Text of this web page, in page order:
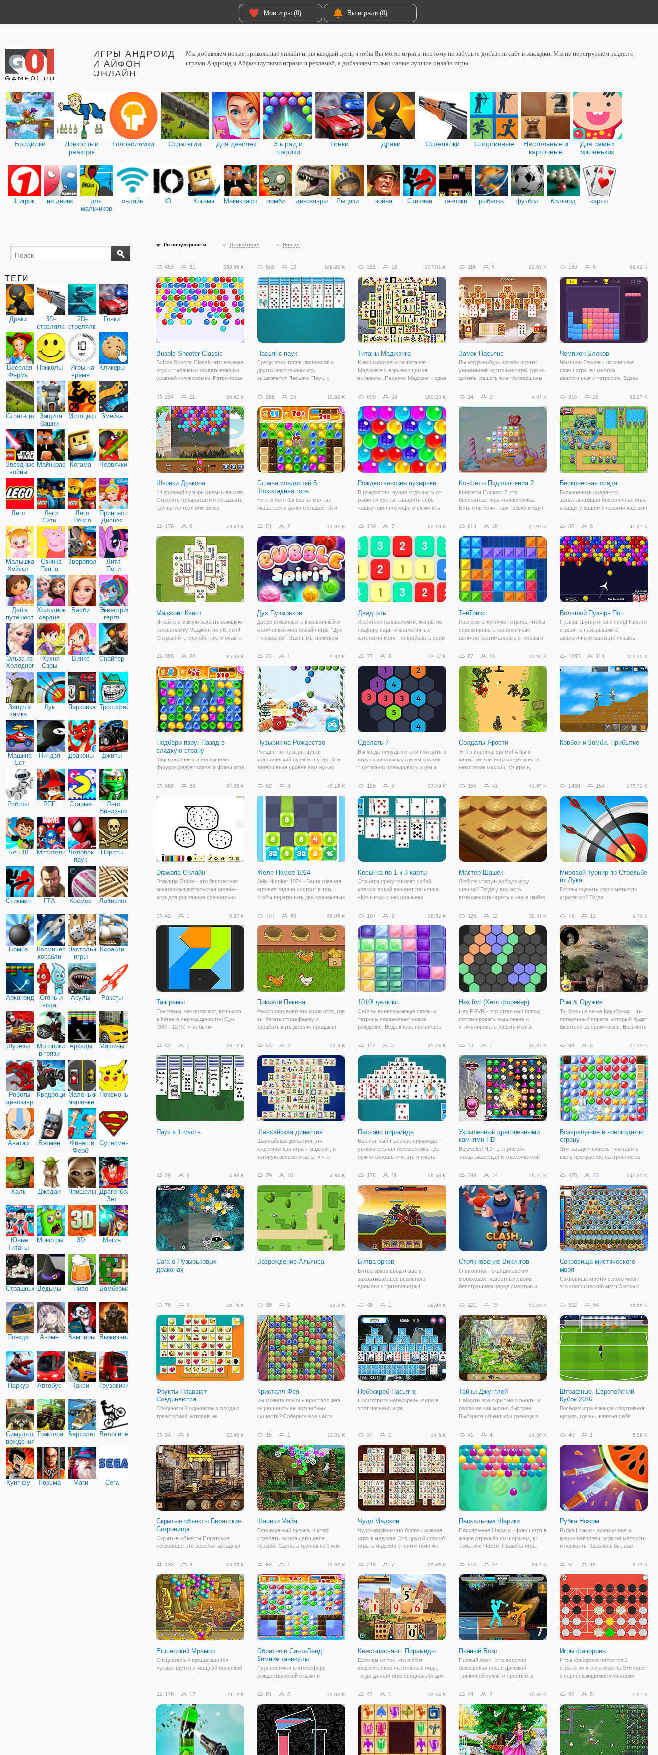
Мои игры (0) Вы играли (0)
ИГРЫ АНДРОИД
И АЙФОН
ОНЛАЙН
Мы добавляем новые прикольные онлайн игры каждый день, чтобы Вы могли играть, поэтому не забудьте добавить сайт в закладки. Мы не перегружаем раздел с
играми Андроид и Айфон глупыми играми и рекламой, а добавляем только самые лучшие онлайн игры.
Бродилки
Ловкость и
реакция
Головоломки Стратегии Для девочек
3 в ряд и
шарики
Гонки Драки Стрелялки Спортивные
Настольные и
карточные
Для самых
маленьких
1 игрок на двоих
для
мальчиков
онлайн IO Когама Майнкрафт зомби динозавры Рыцари война Стикмен танчики рыбалка футбол бильярд карты
ТЕГИ
Драки
3D-
стрелялки
2D-
стрелялки
Гонки
Веселая
Ферма
Приколы
Игры на
время
Кликеры
Стратегия
Защита
башни
МотоциклыЗмейка
Звездные
войны
МайнкрафтКогама Червячки
Лего
Лего
Сити
Лего
Нексо
Найтс
Принцессы
Диснея
Малышка
Хейзел
Свинка
Пеппа
Зверополис
Литл
Пони
Дружба
Даша
путешественница
Холодное
сердце
Барби
Эквестрия
герлз
Эльза из
Холодного
сердца
Кухня
Сары
Винкс Снайпер
Защита
замка
Лук Парковка Троллфейс
Машина
Ест
Машину
Ниндзя Драконы Джипы
Роботы РПГ Старые
Лего
Ниндзяго
Бен 10 Мстители Человек-
паук
Пираты
Стикмен ГТА Космос Лабиринты
Бомба
Космические
корабли
Настольные
игры
Корабли
Арканоид
Огонь и
вода
Акулы Ракеты
Шутеры
Мотоциклы
в грязи
Аркады Машины
Роботы
динозавры
КвадроциклыМаленькие
машинки
Покемоны
Аватар Бэтмен
Финес и
Ферб
Супермен
Халк Джедаи ПришельцыДрагонболл
Зет
Юные
Титаны
Монстры 3D Магия
Страшные Ведьмы Пиво Бомбермен
Поезда Аниме Вампиры Выживание
Паркур Автобус Такси Грузовики
Симулятор
вождения
Трактора ВертолетыВелосипед
Кунг фу Тюрьма Маги Сега
По популярности По рейтингу Новые
453 31 358.05 K
Bubble Shooter Classic
Bubble Shooter Classic-это веселая
игра с тысячами захватывающих
уровней головоломки. Ретро-игры-
Classic-только одна из них.
переместить лазерный прицел в
направлении
505 19 169.92 K
Пасьянс паук
Среди всех типов пасьянсов и
других настольных игр,
выделяется Пасьянс Паук, у
правила игры. Наверняка вы
собрать его довольно легко. Перед
вами будут случайным
251 16 107.01 K
Титаны Маджонга
Классическая игра титанов
Маджонга с взрывающимся
вулканом. Пасьянс Маджонг - одна
игр в мире. Простые правила и
означают, что любой желающий
может насладиться
116 5 93.63 K
Замок Пасьянс
Вы когда-нибудь хотели играть
уникальная карточная игра, где вы
должны решить все три вершины
почти похожа на пасьянс, но
играть в нее и нажмите на карты,
160 6 69.41 K
Чемпион Блоков
Чемпион Блоков - логическая
флеш игра, во многом
аналогичная с тетрисом. Здесь
красочные фигуры таким образом,
строки или столбцы. На игровом
поле будут
294 11 86.62 K
Шарики Дракона
14 уровней пузырь съемки весело.
Стрелять пузырьками и создавать
группы из трех или более
все пузырьки.
285 13 70.92 K
Страна сладостей 5:
Шоколадная гора
Ну кто хотя бы раз не мечтал
оказаться в долине сладостей и
детской (и не только) мечтой
то в виртуальной все возможно. В
частности, в игре «Страна
сладостей
699 24 160.33 K
Рождественские пузырьки
В рождество, нужно отдохнуть от
рабочей суеты, заварить себе
чашку горячего кофе и включить
головоломку, чтобы как следует
конечно поиграть в классически
игры,
14 2 4.03 K
Конфеты Подключения 2
Конфеты Connect 2 это
бесплатная игра-головоломка.
Есть мир лечит там только и ждут,
Красочные и вкусные закуски,
вас есть способность
распознавать шаблоны и
соедините
315 28 92.27 K
Бесконечная осада
Бесконечная осада-это
захватывающая бесконечная игра
в защиту башни с новыми картами
графикой. Ваша цель состоит в
расположить свои защитные
башни, чтобы противостоять
176 6 73.62 K
Маджонг Квест
Играйте в самую захватывающую
головоломку Маджонг на y8. com!
Сохраняйте спокойствие и будьте
вы будете дорожить, когда будете
открытых плиток одного и того же
51 2 21.97 K
Дух Пузырьков
Добро пожаловать в красочный и
магический мир онлайн игры "Дух
Пузырьков". Здесь мы поможем
пузырьки на свои законные места.
уничтожать шарики,
расположенные на игровом
139 7 60.19 K
Двадцать
Любители головоломки, жанры по
подбору пары и аналогичные
категории,могут попробовать свои
"Двадцать". Это простая,
правилами. А заключаются они в
следующем. На поле
614 20 97.97 K
ТенТрикс
Разложите кусочки тетриса, чтобы
сформировать заполненные
целиком вертикальные столбцы и
Эта третрисоподобная игра ставит
можно решить только
внимательностью и
85 6 49.67 K
Большой Пузырь Поп
Пузырь шутер игра с спец! Просто
стрелять пузырьками с
аналогичным цветные пузырь
соответствовать их! Их быстро
380 20 85.53 K
Подбери пару: Назад в
сладкую страну
Мир красочных и необычных
фигурок радует глаза, а флеш игра
1" радует своим геймплеем. Это
сегодня мы перенесемся в мир
разноцветных геометрических
23 1 7.32 K
Пузырик на Рождество
Рождество пузырь шутер
классический пузырь шутер. Для
завершения уровня вам нужно
Стрелять пузырь на доске, чтобы
шариков одного выбить. Вы
77 6 17.57 K
Сделать 7
Вы когда-нибудь хотели поиграть в
игру головоломки, где вы должны
тщательно планировать ходы и
сделать шаг? Сделать 7-это то,
число семь из плитки с
небольшими
87 10 12.99 K
Солдаты Ярости
Это в военное время! А вы в
качестве элитного солдата есть
некоторые миссии! Мчитесь,
стрелять всех врагов, которые
арсенал и раскрыть свой гнев!
Вражеские
1045 114 109.22 K
Ковбои и Зомби. Прибытие
688 33 84.35 K
Drawaria Онлайн
Drawaria Online - это бесплатная
многопользовательская онлайн-
игра для рисования специально
умение иллюстрировать слово,
игрокам, и угадывать
нарисованное
82 3 46.16 K
Желе Номер 1024
Jelly Number 1024 - Ваша главная
игровая задача состоит в том,
чтобы перетащить два одинаковых
число до 1024. Перетащите блок
можете продолжать играть в эту
128 8 37.49 K
Косынка по 1 и 3 карты
Эта игра представляет собой
классический вариант пасьянса
«Косынка» с несколькими
в одном приложении для удобства
пасьянса просты. В начале игры
перед вами
156 43 41.67 K
Мастер Шашек
Любите старую добрую игру
шашки? Тогда у вас есть
возможность играть в нее в любое
Шашек". Покажите насколько
и попробуйте победить в баталиях
реального
1439 154 175.72 K
Мировой Турнир по Стрельбе
из Лука
Готовы оценить свою меткость,
стратегию? Тогда
Мировой Турнир по Стрельбе из
роли луника, который принимает
участие в международном турнире
по стрельбе из лука.
42 1 6.87 K
Танграмы
Танграмы, как полагают, возникла
в Китае в период династии Сун
(960 - 1279) и не были
19-го века, когда они были
судами. Цель игры состоит в том,
чтобы
707 49 56.06 K
Пиксели Пекина
Peckin пикселей это мило игра, где
вы бегать птицеферму и
зарабатывать деньги, продавая
Управлять вашей ферме и
может дать вам яйца. Получайте
удовольствие!
107 2 26.52 K
1010! делюкс
Сейчас всевозможные пазлы и
тетрисы переживают новое
рождение. Ведь вновь появилась
логические игры и головоломки.
логических игр, тоже стали
популярными впервые за
126 12 39.34 K
Hex frvr (Хекс форевер)
Hex FRVR - это отличный повод
потренировать мышление и
стимулировать работу мозга.
является игра " Hex FRVR (Хекс
эффективным средством для
развития логики и
76 13 9.71 K
Ром & Оружие
Ты больше не на Карибском... ты
потерянный пирата, который будет
бороться за свою жизнь. Возьмите
против какой-то неприятный
сокровища и защищать свою
жизнь
45 1 28.12 K
Паук в 1 масть
54 2 22.8 K
Шанхайская династия
Шанхайская династия-это
классическая игра в маджонг, в
которую весело играть, и что
детская версия. Попробуйте
свободные плитки. Когда вы
чувствуете, что застряли,
112 3 35.24 K
Пасьянс пирамида
Бесплатный Пасьянс пирамида –
увлекательная головоломка, где
нужно хорошо считать и иметь
успеху. На игровом поле
выложены в виде пирамиды. Их
необходимо убрать
73 1 30.31 K
Украшенный драгоценными
камнями HD
Bejeweled HD - это римейк
захватывающей и классической
jewel. Классический режим игры в
наслаждаться традиционной игрой,
перетасовывая драгоценные
камни, чтобы
94 6 27.22 K
Возвращение в новогоднюю
страну
Эти загадки поможет поставить
вас в прекрасное настроение за
29
0 4.98 K
Сага о Пузырьковых
драконах
29 10 4.84 K
Возрождение Альянса
176 11 19.58 K
Битва орков
Битва орков вводит вас в
захватывающее реального
времени стратегия игры!
выбить ваших оппонентов и
достаточно сил, чтобы уничтожить
базу противника. Существуют
299 14 19.75 K
Столкновение Викингов
О викингах - скандинавских
мореходах, известных своим
бесстрашием перед смертью и
легенд. Их боялись даже самые
самыми опасными воинами. В
новой бесплатной
420 23 140.35 K
Сокровища мистического
моря
Сокровища мистического моря-
это классический матч 3 игры с
время будет ограничено, чтобы
фоном. Переключить вещи, и
завершить свою цель. Удачи!
76 3 25.76 K
Фрукты Плавают
Соединяются
Соедините 2 одинаковых плода с
траекторией, которая не
градусов. Очистите игровое поле,
фруктов. Будьте осторожны, на
некоторых уровнях фруктовые
плитки могут плавать (
36 1 14.2 K
Кристалл Фея
Вы можете помочь Кристалл Фея
выращивать ее волшебных
существ? Соберите все части
3 или более в ряд.
45 1 19.96 K
Небоскреб Пасьянс
Посмотрите небоскребы мира в
этот пасьянс игра.
221 19 50.88 K
Тайны Джунглей
Найдите все скрытые объекты и
различия как можно быстрее.
Выберите объект или разница в
322 64 45.66 K
Штрафные. Европейский
Кубок 2016
Весёлая игра в жанре спортивная
аркада, где вы, взяв на себя
Европы, будете биться за
Непосредственно футбольные
матчи проходить не будут. Вместо
94 6 22.93 K
Скрытые объекты Пиратские
Сокровища
Скрытые объекты Пиратское
сокровище-это веселая аркадная
Откройте для себя серию скрытых
пиратскому капитану Angrybeard
найти пиратские сокровища,
которые спрятаны
15 1 12.01 K
Шарики Майя
Специальный пузырь шутер:
стрелять на вращающиеся
пузыри. Сделать группы из 3 или
чтобы удалить их. Нажмите/
изменить цвет.
37 1 14.5 K
Чудо Маджонг
Чудо-маджонг-это более сложная
игра в маджонг. Это другой способ
игры в маджонг с почти теми же
одной и той же плитки и очистка
вниз матч любой плитки для того,
41 4 14.86 K
Пасхальные Шарики
Пасхальные Шарики - флеш игра в
жанре стрельба по шарикам, в
тематике Пасхи. Правила игры
играть бесплатно. Для этого
выстреливайте их так, чтобы
составить вместе
40 1 5.09 K
Рубка Ножом
Рубка Ножом- динамичная и
красочная флеш игра на меткость
и ловкость. Казалось бы, вам
представленную на экране
своя сложность. Во-первых, на
прохождение вам
133 4 13.27 K
Египетский Мрамор
Специальный вращающийся
пузырь шутер с мощной бонусной
63 1 19.97 K
Обратно в СантаЛенд:
Зимние каникулы
Переносимся в атмосферу
рождественской сказки и
"Обратно в СантаЛенд: Зимние
игровом поле с разноцветными
плитками, на которых изображены
елочные игрушки. Ваша
213 7 39.45 K
Квест-пасьянс: Пирамиды
Если вы из тех, кто любит
классические настольные игры,
тогда данная игра специально для
необычный пасьянс, здесь вы
дизайн и даже сюжетную линию,
которая будет
510 97 84.2 K
Пьяный Бокс
Пьяный бокс - это веселая
боксерская игра с физикой
тряпичной куклы и простым в
боксе пьяные боксеры выходят на
друг друга. Вы можете делать
быстрые удары в
51 18 8.17 K
Игры фанорона
Игры фанорона является 2 -
стратегии игрока игра на 9×5 совет
с пересекающимися линиями.
соседнее пустое пересечение. Вы
либо перемещая свой кусок рядом
с
149 17 29.12 K 81 6 21.02 K 42 1 12.64 K 44 2 10.68 K 92 8 7.67 K